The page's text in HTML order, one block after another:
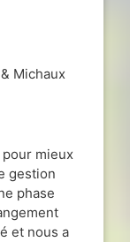
Michaux
mieux
gestion
phase
et nous a